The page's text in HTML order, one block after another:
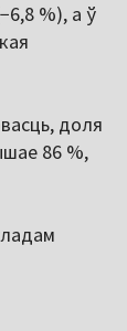
%), а ў
доля
86 %,